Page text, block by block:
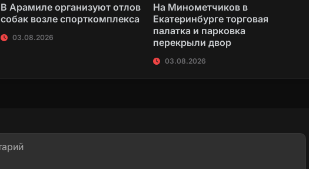
В Арамиле организуют отлов
собак возле спорткомплекса
03.08.2026
На Минометчиков в
Екатеринбурге торговая
палатка и парковка
перекрыли двор
03.08.2026